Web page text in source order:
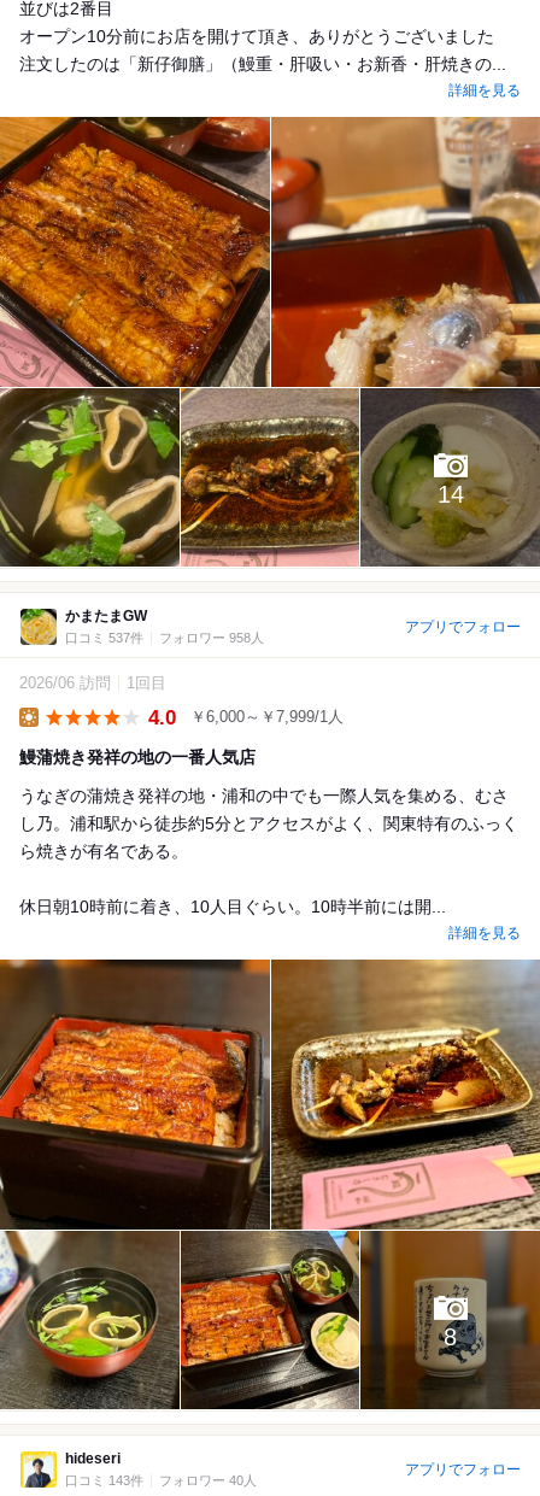
並びは2番目
オープン10分前にお店を開けて頂き、ありがとうございました
注文したのは「新仔御膳」（鰻重・肝吸い・お新香・肝焼きの...
詳細を見る
14
かまたまGW
口コミ 537件 フォロワー 958人
アプリでフォロー
2026/06 訪問 1回目
4.0 ￥6,000～￥7,999/1人
鰻蒲焼き発祥の地の一番人気店
うなぎの蒲焼き発祥の地・浦和の中でも一際人気を集める、むさ
し乃。浦和駅から徒歩約5分とアクセスがよく、関東特有のふっく
ら焼きが有名である。
休日朝10時前に着き、10人目ぐらい。10時半前には開...
詳細を見る
8
hideseri
口コミ 143件 フォロワー 40人
アプリでフォロー